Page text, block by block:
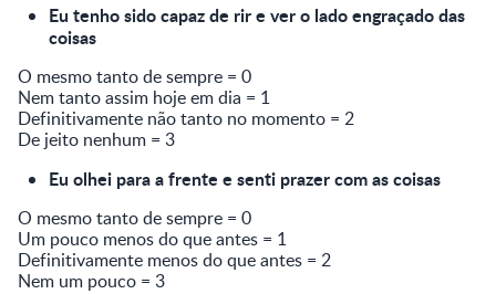
Eu tenho sido capaz de rir e ver o lado engraçado das
coisas
O mesmo tanto de sempre = 0
Nem tanto assim hoje em dia = 1
Definitivamente não tanto no momento = 2
De jeito nenhum = 3
Eu olhei para a frente e senti prazer com as coisas
O mesmo tanto de sempre = 0
Um pouco menos do que antes = 1
Definitivamente menos do que antes = 2
Nem um pouco = 3